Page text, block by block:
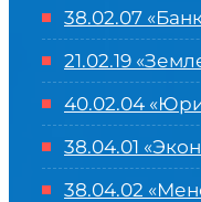
38.02.07
21.02.19
40.02.04
38.04.01
38.04.02